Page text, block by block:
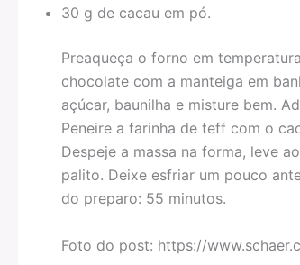
30 g de cacau em pó.
Preaqueça o forno em
chocolate com a manteiga em
açúcar, baunilha e misture bem.
Peneire a farinha de teff com o
Despeje a massa na forma, leve
palito. Deixe esfriar um pouco
do preparo: 55 minutos.
Foto do post: https://